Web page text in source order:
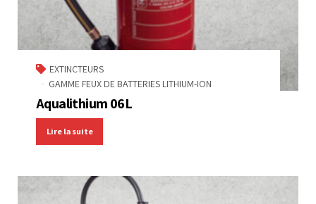
EXTINCTEURS
GAMME FEUX DE BATTERIES LITHIUM-ION
Aqualithium 06L
Lire la suite